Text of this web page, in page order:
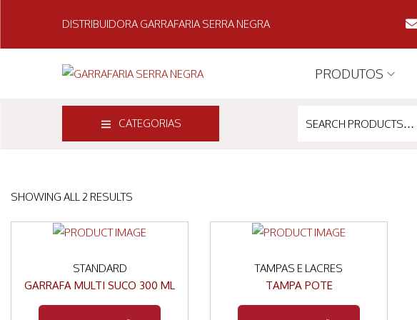
DISTRIBUIDORA GARRAFARIA SERRA NEGRA
PRODUTOS
CATEGORIAS
SHOWING ALL 2 RESULTS
STANDARD
GARRAFA MULTI SUCO 300 ML
TAMPAS E LACRES
TAMPA POTE